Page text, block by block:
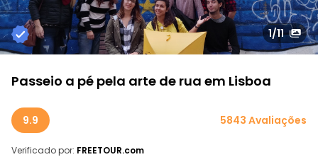
1/11
Passeio a pé pela arte de rua em Lisboa
9.9 5843 Avaliações
Verificado por: FREETOUR.com